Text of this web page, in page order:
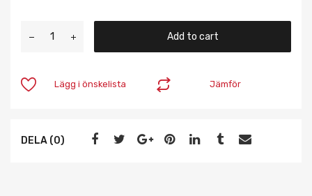
Add to cart
Jämför
Lägg i önskelista
DELA (0)